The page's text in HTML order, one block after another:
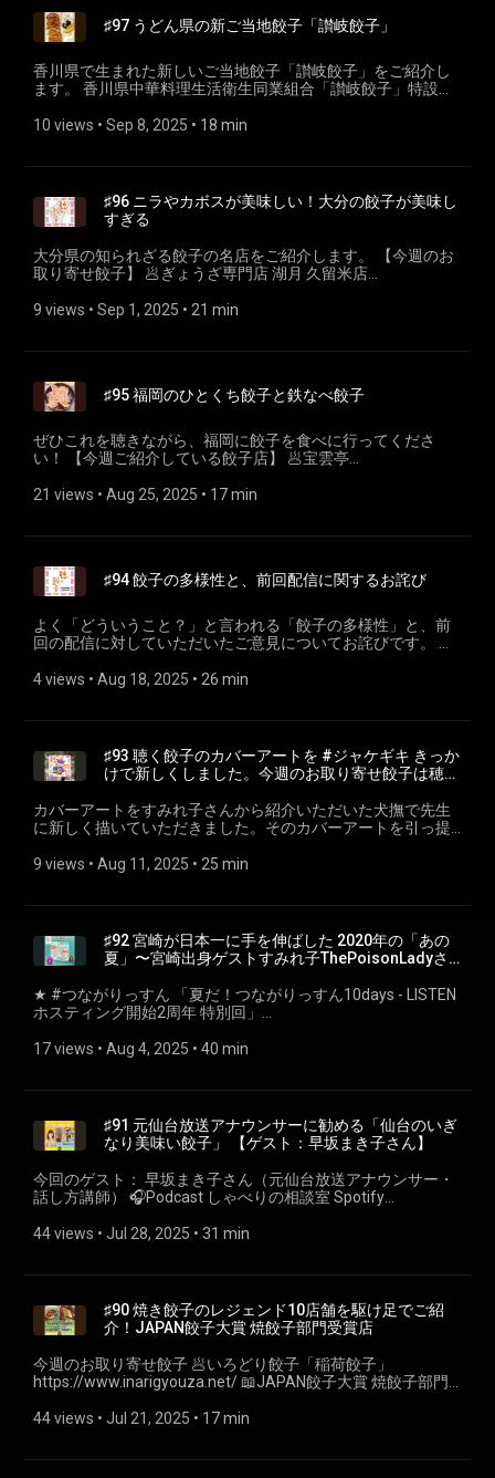
いただけると嬉しいです！ ---- 小野寺力 SNS X
https://x.com/ch1cala Instagram
https://www.threads.com/@ch1cala 一般社団法人焼き餃子協
会 https://www.gyoza.or.jp/
屋 クロワッサン餃子 https://tareya.jp/ 第２回ポッドキャスト
スターアワード https://podcastar.jp/podcaststaraward リス
ナー投票は9月30日まで！おひとり様1番組 1回のみ投票可能
です。 🥟聴く餃子特設ページ ⁠⁠gyoza.fm⁠ (https://gyoza.fm/)
餃子に関することも関係ないことも、なんでもおたよりお待
ちしております！あと、各プラットフォームでのフォロー＆
率直なご評価やご感想をいただけると嬉しいです！ ---- 小野
寺力 SNS X https://x.com/ch1cala Instagram
https://www.threads.com/@ch1cala 一般社団法人焼き餃子協
♯97 うどん県の新ご当地餃子「讃岐餃子」
香川県で生まれた新しいご当地餃子「讃岐餃子」をご紹介し
ます。 香川県中華料理生活衛生同業組合「讃岐餃子」特設ペ
Happyプロジェクト実行委員会
「さぬき餃子グランプリin三豊・観音寺」参加店をご紹介
https://mitoyo-city.note.jp/n/n73bbd6b7b39b 【今週ご紹介し
ている餃子店】 🥟中国料理 北京 ⁠⁠https://pekin.co.jp/⁠⁠ 🥟中國酒
家 https://tabelog.com/kagawa/A3701/A370101/37001660/
🥟餃子の大英 讃岐うどんで包んだ餃子 ⁠⁠https://gyouza-
daiei.sakura.ne.jp/⁠⁠ 【今週のお取り寄せ餃子】 🥟中国料理 北
京 ⁠https://pekin.co.jp/⁠ 🥟餃子の大英 讃岐うどんで包んだ餃子
⁠https://gyouza-daiei.sakura.ne.jp/⁠ 2025年9月14日出演 SBSラ
https://x.com/sbs_nununu 🥟聴く餃子特設ページ ⁠⁠gyoza.fm⁠
んでもおたよりお待ちしております！あと、各プラットフォ
ームでのフォロー＆率直な評価やご感想をいただけると嬉し
Instagram https://www.instagram.com/ch1cala/ Threads
https://www.threads.com/@ch1cala 一般社団法人焼き餃子協
10 views • Sep 8, 2025 • 18 min
♯96 ニラやカボスが美味しい！大分の餃子が美味し
すぎる
大分県の知られざる餃子の名店をご紹介します。 【今週のお
取り寄せ餃子】 🥟ぎょうざ専門店 湖月 久留米店
春餃子 https://www.koharu-gyoza.com/ 🥟ぎょうざ湖月
https://share.google/N9PupUs5THSuq8C0G 🎙️大人になりたい
旅がしたい https://x.com/ototabi_podcast 🥟聴く餃子特設ペ
ージ ⁠⁠gyoza.fm⁠ (https://gyoza.fm/) 餃子に関することも関係
ないことも、なんでもおたよりお待ちしております！あと、
各プラットフォームでのフォロー＆高評価をいただけると嬉
しいです！ ---- 小野寺力 SNS X https://x.com/ch1cala
Instagram https://www.instagram.com/ch1cala/ Threads
https://www.threads.com/@ch1cala 一般社団法人焼き餃子協
9 views • Sep 1, 2025 • 21 min
♯95 福岡のひとくち餃子と鉄なべ餃子
ぜひこれを聴きながら、福岡に餃子を食べに行ってくださ
い！ 【今週ご紹介している餃子店】 🥟宝雲亭
https://www.honten-tetsunabe.com/ 🥟鉄なべ 中洲本店
https://www.instagram.com/gyouza_kunikatsu/ 澤村さんの
note 『鉄なべぎょうざ』について
https://note.com/yahatagyoza_39/n/n7dba6e3d7c73 【今週
のお取り寄せ餃子】 井筒屋 [本店鉄なべ]鉄なべ餃子セット
https://www.izutsuya-online.co.jp/shop/g/gNBSJ2401/ 【🎙️第
２回ポッドキャストスターアワード】
https://podcastar.jp/podcaststaraward 応募期限 2025年8月
31日 リスナー投票期間 2025年9月1日〜2025年9月30日 🥟聴
ることも関係ないことも、なんでもおたよりお待ちしており
ただけると嬉しいです！ ---- 小野寺力 SNS X
https://x.com/ch1cala Instagram
https://www.threads.com/@ch1cala 一般社団法人焼き餃子協
会 https://www.gyoza.or.jp/
21 views • Aug 25, 2025 • 17 min
♯94 餃子の多様性と、前回配信に関するお詫び
よく「どういうこと？」と言われる「餃子の多様性」と、前
回の配信に対していただいたご意見についてお詫びです。 🥟
ク！！ ♯68 大変申し訳ございませんでした！
https://kazunoko.thebase.in/items/46386702 👩寺田有希さ
ん https://x.com/terada_yuki/status/1404429874412937224
ポッドキャストアートイベント「ジャケギキ」日時：
2025/11/28(金)〜12/2(火)場所：原宿ハラカド3F住所：〒
150-0001 東京都渋谷区神宮前6-31-21 原宿スクエア内 東
急プラザ原宿「ハラカド」 X
https://x.com/jacketgiki/highlights 🥟聴く餃子特設ページ
⁠⁠gyoza.fm⁠ (https://gyoza.fm/) 餃子に関することも関係ないこ
ットフォームでのフォロー＆高評価をいただけると嬉しいで
https://www.instagram.com/ch1cala/ Threads
https://www.threads.com/@ch1cala 一般社団法人焼き餃子協
4 views • Aug 18, 2025 • 26 min
♯93 聴く餃子のカバーアートを #ジャケギキ きっか
けで新しくしました。今週のお取り寄せ餃子は穂満
カバーアートをすみれ子さんから紹介いただいた犬撫で先生
に新しく描いていただきました。そのカバーアートを引っ提
⁠https://www.instagram.com/yuri_zoo_/⁠ ジャケギキさんから
https://open.spotify.com/show/0nkwHwGwCPl2SkJT0lNS0Y
ポッドキャストアートイベント「ジャケギキ」日時：
2025/11/28(金)〜12/2(火)場所：原宿ハラカド3F住所：〒
150-0001 東京都渋谷区神宮前6-31-21 原宿スクエア内 東
急プラザ原宿「ハラカド」 X
https://x.com/jacketgiki/highlights 今週のお取り寄せ餃子 🥟
餃子工房 穂満 ⁠https://gyoza-homan.com/⁠ １００回めを記念
して何しよう？ご意見ください。 🥟聴く餃子特設ページ
とも、なんでもおたよりお待ちしております！あと、各プラ
す！ ---- 小野寺力 SNS X https://x.com/ch1cala Instagram
https://www.instagram.com/ch1cala/ Threads
会 https://www.gyoza.or.jp/
9 views • Aug 11, 2025 • 25 min
♯92 宮崎が日本一に手を伸ばした 2020年の「あの
夏」〜宮崎出身ゲストすみれ子ThePoisonLadyさ
しい焼き方 #つながりっすん
★ #つながりっすん ⁠「夏だ！つながりっすん10days - LISTEN
ホスティング開始2周年 特別回」⁠
ト： すみれ子ThePoisonLadyさん 🎙️ポッドキャスト「アテク
(https://podcasts.apple.com/jp/podcast/id1749277250) /
LISTEN (https://listen.style/p/ateshika555) 🎙️第2回ポッドキャ
ストスターアワード https://podcastar.jp/podcaststaraward
今週のお取り寄せ餃子 🥟ぎょうざの丸岡 https://www.gyo-
za.co.jp/ 参考リンク ●餃子購入額全国3位奪還を目指して －
ストリート餃子フェス（宮崎てげてげ通信）
https://miyazaki.tege2.jp/2018/03/48339/ ●宮崎市が2020年
上半期の餃子消費で日本一に
ざ協議会 https://miyazakigyoza.com/ ●宮崎県ひなた餃子連
～社長おすすめレシピhttps://www.gyo-
za.co.jp/recipe/detail/9 🥟聴く餃子特設ページ ⁠⁠gyoza.fm⁠
んでもおたよりお待ちしております！あと、各プラットフォ
ームでのフォロー＆高評価をいただけると嬉しいです！ ----
https://www.instagram.com/ch1cala/ Threads
17 views • Aug 4, 2025 • 40 min
♯91 元仙台放送アナウンサーに勧める「仙台のいぎ
なり美味い餃子」 【ゲスト：早坂まき子さん】
今回のゲスト： 早坂まき子さん（元仙台放送アナウンサー・
話し方講師） 🎧Podcast しゃべりの相談室 Spotify
si=6922eb6139874a92) / Youtube
🥟KUROMORI「KUROMORI餃子」
https://www.kuromori.jp/SHOP/KGY-10.html 🥟はちやの餃子
「梅しそ餃子」 https://hachiya-foods.co.jp/SHOP/U5.html ご
紹介した仙台の餃子店 🥟餃子専門店 おゆき
https://g.co/kgs/eLRY2vA 🥟ねいろ
https://www.instagram.com/neiro_iroha/ 🥟餃子元祖 八仙
https://g.co/kgs/qU8ULp7 🥟美香園
https://www.instagram.com/bikoen_sendai/ 🥟アップル（閉
https://tabelog.com/miyagi/A0401/A040101/4004119/ ぜひ
44 views • Jul 28, 2025 • 31 min
♯90 焼き餃子のレジェンド10店舗を駆け足でご紹
介！JAPAN餃子大賞 焼餃子部門受賞店
今週のお取り寄せ餃子 🥟いろどり餃子「稲荷餃子」
https://www.inarigyouza.net/ 📖JAPAN餃子大賞 焼餃子部門
https://akasaka-minmin.jp/ 🥟餃子の店 您好 https://otonano-
44 views • Jul 21, 2025 • 17 min